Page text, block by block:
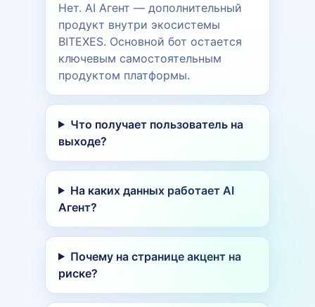
Нет. AI Агент — дополнительный
продукт внутри экосистемы
BITEXES. Основной бот остается
ключевым самостоятельным
продуктом платформы.
Что получает пользователь на
выходе?
На каких данных работает AI
Агент?
Почему на странице акцент на
риске?